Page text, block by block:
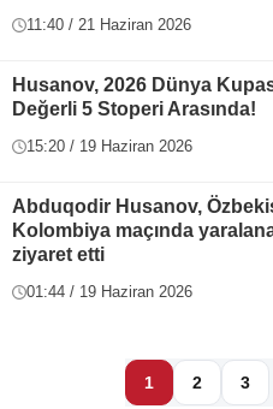
11:40 / 21 Haziran 2026
Husanov, 2026 Dünya
Değerli 5 Stoperi Arasında!
15:20 / 19 Haziran 2026
Abduqodir Husanov,
Kolombiya maçında
ziyaret etti
01:44 / 19 Haziran 2026
1 2 3